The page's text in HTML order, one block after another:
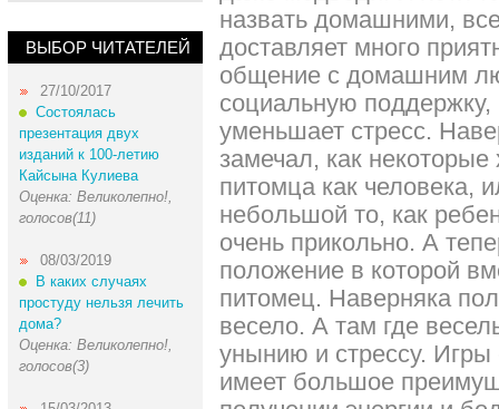
ВЫБОР ЧИТАТЕЛЕЙ
27/10/2017
Состоялась
презентация двух
изданий к 100-летию
Кайсына Кулиева
Оценка: Великолепно!,
голосов(11)
08/03/2019
В каких случаях
простуду нельзя лечить
дома?
Оценка: Великолепно!,
голосов(3)
назвать домашними,
доставляет много
общение с домашним
социальную
уменьшает стресс.
замечал, как
питомца как человека,
небольшой то, как
очень прикольно. А
положение в которой
питомец. Наверняка
весело. А там где
унынию и стрессу.
имеет большое